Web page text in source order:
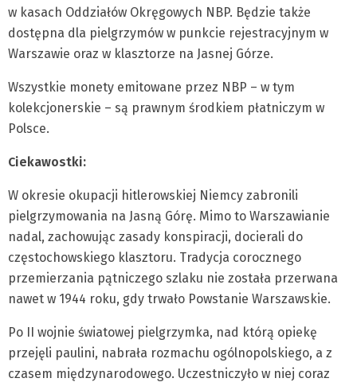
w kasach Oddziałów Okręgowych NBP. Będzie także
dostępna dla pielgrzymów w punkcie rejestracyjnym w
Warszawie oraz w klasztorze na Jasnej Górze.
Wszystkie monety emitowane przez NBP – w tym
kolekcjonerskie – są prawnym środkiem płatniczym w
Polsce.
Ciekawostki:
W okresie okupacji hitlerowskiej Niemcy zabronili
pielgrzymowania na Jasną Górę. Mimo to Warszawianie
nadal, zachowując zasady konspiracji, docierali do
częstochowskiego klasztoru. Tradycja corocznego
przemierzania pątniczego szlaku nie została przerwana
nawet w 1944 roku, gdy trwało Powstanie Warszawskie.
Po II wojnie światowej pielgrzymka, nad którą opiekę
przejęli paulini, nabrała rozmachu ogólnopolskiego, a z
czasem międzynarodowego. Uczestniczyło w niej coraz